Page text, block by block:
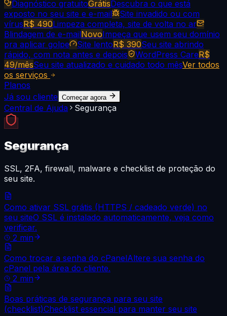
Diagnóstico gratuitoGrátisDescubra o que está
exposto no seu site e e-mail
Site invadido ou com
vírusR$ 490Limpeza completa, site de volta no ar
Blindagem de e-mailNovoImpeça que usem seu domínio
pra aplicar golpe
Site lentoR$ 390Seu site abrindo
rápido, com nota antes e depois
WordPress CareR$
49/mêsSeu site atualizado e cuidado todo mêsVer todos
os serviços
Planos
Já sou cliente Começar agora
Central de Ajuda Segurança
Segurança
SSL, 2FA, firewall, malware e checklist de proteção do
seu site.
Como ativar SSL grátis (HTTPS / cadeado verde) no
seu siteO SSL é instalado automaticamente, veja como
verificar.
2 min
Como trocar a senha do cPanelAltere sua senha do
cPanel pela área do cliente.
2 min
Boas práticas de segurança para seu site
(checklist)Checklist essencial para manter seu site